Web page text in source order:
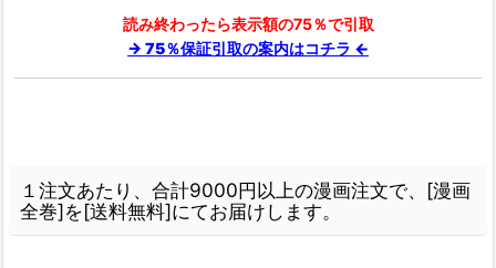
読み終わったら表示額の75％で引取
→ 75％保証引取の案内はコチラ ←
１注文あたり、合計9000円以上の漫画注文で、[漫画
全巻]を[送料無料]にてお届けします。